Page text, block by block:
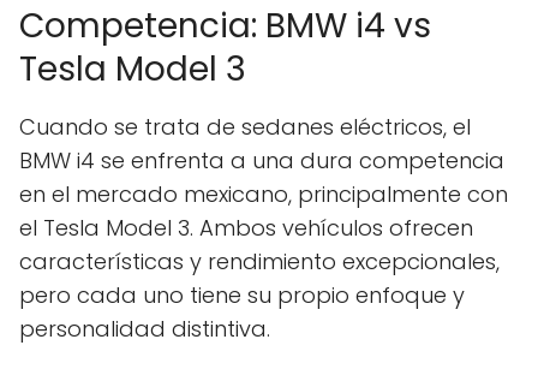
Competencia: BMW i4 vs
Tesla Model 3
Cuando se trata de sedanes eléctricos, el
BMW i4 se enfrenta a una dura competencia
en el mercado mexicano, principalmente con
el Tesla Model 3. Ambos vehículos ofrecen
características y rendimiento excepcionales,
pero cada uno tiene su propio enfoque y
personalidad distintiva.